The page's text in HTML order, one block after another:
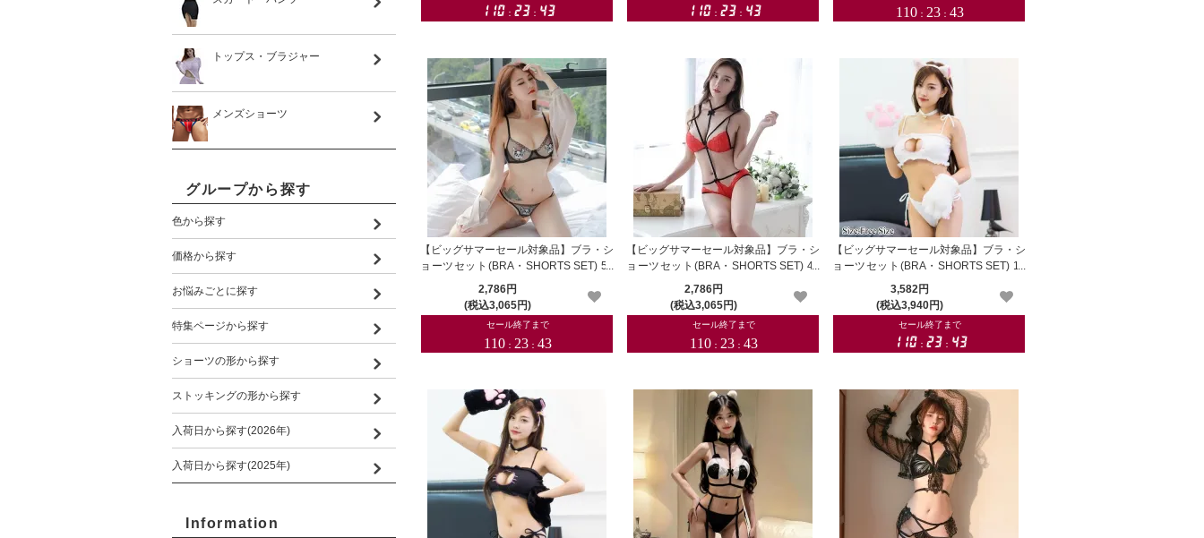
【ビッグサマーセール対象品】ブラ・シ
ョーツセット(BRA・SHORTS SET) 51
2,786円
(税込3,065円)
【ビッグサマーセール対象品】ブラ・シ
ョーツセット(BRA・SHORTS SET) 47
2,786円
(税込3,065円)
【ビッグサマーセール対象品】ブラ・シ
ョーツセット(BRA・SHORTS SET) 12
3,582円
(税込3,940円)
トップス・ブラジャー
メンズショーツ
グループから探す
色から探す
価格から探す
お悩みごとに探す
特集ページから探す
ショーツの形から探す
ストッキングの形から探す
入荷日から探す(2026年)
入荷日から探す(2025年)
Information